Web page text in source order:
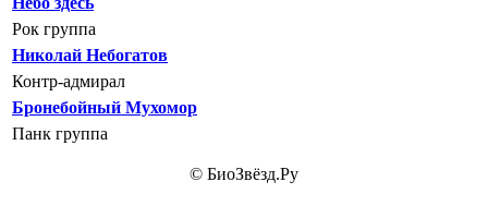
Рок группа
Николай Небогатов
Контр-адмирал
Бронебойный Мухомор
Панк группа
© БиоЗвёзд.Ру